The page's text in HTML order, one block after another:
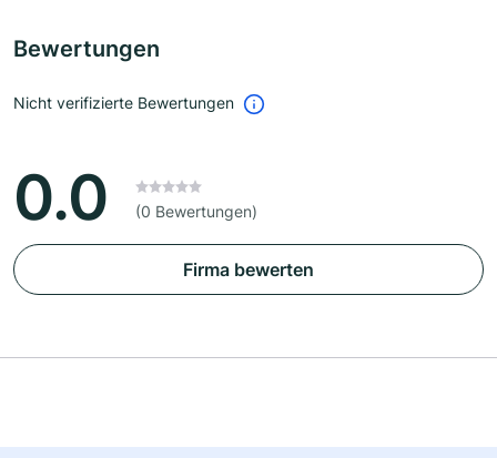
Bewertungen
Nicht verifizierte Bewertungen
0.0 (0 Bewertungen)
Firma bewerten